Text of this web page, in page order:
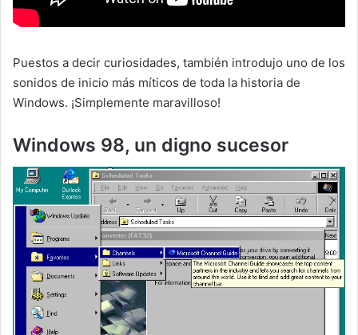
Puestos a decir curiosidades, también introdujo uno de los
sonidos de inicio más míticos de toda la historia de
Windows. ¡Simplemente maravilloso!
Windows 98, un digno sucesor